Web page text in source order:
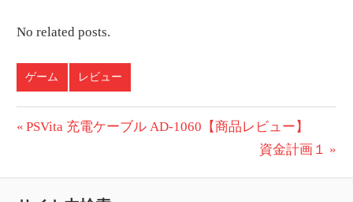
No related posts.
ゲーム レビュー
投
前
PSVita 充電ケーブル AD-1060【商品レビュー】
次
資金計画１